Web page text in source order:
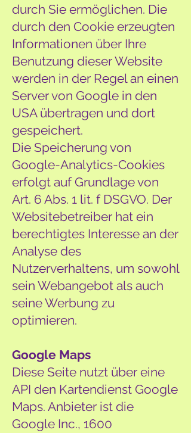
durch Sie ermöglichen. Die
durch den Cookie erzeugten
Informationen über Ihre
Benutzung dieser Website
werden in der Regel an einen
Server von Google in den
USA übertragen und dort
gespeichert.
Die Speicherung von
Google-Analytics-Cookies
erfolgt auf Grundlage von
Art. 6 Abs. 1 lit. f DSGVO. Der
Websitebetreiber hat ein
berechtigtes Interesse an der
Analyse des
Nutzerverhaltens, um sowohl
sein Webangebot als auch
seine Werbung zu
optimieren.
Google Maps
Diese Seite nutzt über eine
API den Kartendienst Google
Maps. Anbieter ist die
Google Inc., 1600